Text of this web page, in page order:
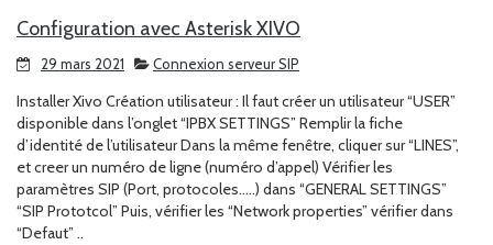
Configuration avec Asterisk XIVO
29 mars 2021 Connexion serveur SIP
Installer Xivo Création utilisateur : Il faut créer un utilisateur “USER”
disponible dans l’onglet “IPBX SETTINGS” Remplir la fiche
d’identité de l’utilisateur Dans la même fenêtre, cliquer sur “LINES”,
et creer un numéro de ligne (numéro d’appel) Vérifier les
paramètres SIP (Port, protocoles…..) dans “GENERAL SETTINGS”
“SIP Prototcol” Puis, vérifier les “Network properties” vérifier dans
“Defaut” ..